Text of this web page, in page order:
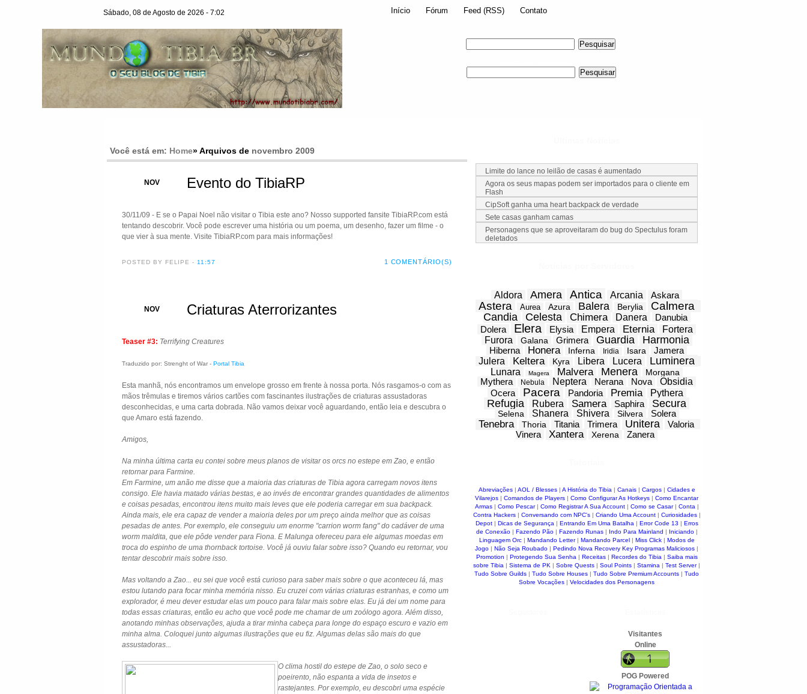
Sábado, 08 de Agosto de 2026 - 7:02 Início Fórum Feed (RSS) Contato
Você está em: Home» Arquivos de novembro 2009
NOV Evento do TibiaRP
30/11/09 - E se o Papai Noel não visitar o Tibia este ano? Nosso supported fansite TibiaRP.com está
tentando descobrir. Você pode escrever uma história ou um poema, um desenho, fazer um filme - o
que vier à sua mente. Visite TibiaRP.com para mais informações!
POSTED BY FELIPE- 11:57 1 COMENTÁRIO(S)
NOV Criaturas Aterrorizantes
Teaser #3: Terrifying Creatures
Traduzido por: Strenght of War - Portal Tibia
Esta manhã, nós encontramos um envelope grosso em frente à nossa porta. Nós rasgamos-o com as
mãos trêmulas e tiremos vários cartões com fascinantes ilustrações de criaturas assustadoras
desconhecidas, e uma carta dobrada. Não vamos deixar você aguardando, então leia e descubra o
que Amaro está fazendo.
Amigos,
Na minha última carta eu contei sobre meus planos de visitar os orcs no estepe em Zao, e então
retornar para Farmine.
Em Farmine, um anão me disse que a maioria das criaturas de Tibia agora carregam novos itens
consigo. Ele havia matado várias bestas, e ao invés de encontrar grandes quantidades de alimentos
e coisas pesadas, encontrou itens muito mais leves que ele poderia carregar em sua backpack.
Ainda mais, ele era capaz de vender a maioria deles por um preço ainda melhor que as coisas
pesadas de antes. Por exemplo, ele conseguiu um enorme "carrion worm fang" do cadáver de uma
worm maldita, que ele pôde vender para Fiona. E Malunga ofereceu para ele algumas moedas em
troca do espinho de uma thornback tortoise. Você já ouviu falar sobre isso? Quando eu retornar, vou
tentar descobrir mais sobre isso.
Mas voltando a Zao... eu sei que você está curioso para saber mais sobre o que aconteceu lá, mas
estou lutando para focar minha memória nisso. Eu cruzei com várias criaturas estranhas, e como um
explorador, é meu dever estudar elas um pouco para falar mais sobre elas. Eu já dei um nome para
todas essas criaturas, então eu acho que você pode me chamar de um zoólogo agora. Além disso,
anotando minhas observações, ajuda a tirar minha cabeça para longe do espaço escuro e vazio em
minha alma. Coloquei junto algumas ilustrações que eu fiz. Algumas delas são mais do que
assustadoras...
O clima hostil do estepe de Zao, o solo seco e
poeirento, não espanta a vida de insetos e
rastejantes. Por exemplo, eu descobri uma espécie
Limite do lance no leilão de casas é aumentado
Agora os seus mapas podem ser importados para o cliente em
Flash
CipSoft ganha uma heart backpack de verdade
Sete casas ganham camas
Personagens que se aproveitaram do bug do Spectulus foram
deletados
Aldora Amera Antica Arcania Askara
Astera Aurea Azura Balera Berylia Calmera
Candia Celesta Chimera Danera
Danubia
Dolera
Elera Elysia Empera Eternia
Fortera
Furora
Galana Grimera Guardia Harmonia
Hiberna Honera Inferna Iridia Isara
Jamera
Julera
Keltera Kyra Libera Lucera Luminera
Lunara Magera Malvera Menera Morgana
Mythera Nebula Neptera Nerana Nova
Obsidia
Ocera
Pacera Pandoria Premia Pythera
Refugia Rubera Samera Saphira Secura
Selena Shanera Shivera Silvera Solera
Tenebra Thoria Titania Trimera Unitera
Valoria
Vinera
Xantera Xerena Zanera
Abreviações| AOL / Blesses| A História do Tibia | Canais| Cargos| Cidades e
Vilarejos | Comandos de Players | Como Configurar As Hotkeys | Como Encantar
Armas| Como Pescar| Como Registrar A Sua Account| Como se Casar| Conta |
Contra Hackers| Conversando com NPC's| Criando Uma Account| Curiosidades|
Depot| Dicas de Segurança | Entrando Em Uma Batalha | Error Code 13 | Erros
de Conexão| Fazendo Pão| Fazendo Runas| Indo Para Mainland | Iniciando|
Linguagem Orc| Mandando Letter| Mandando Parcel| Miss Click| Modos de
Jogo | Não Seja Roubado | Pedindo Nova Recovery Key Programas Maliciosos |
Promotion | Protegendo Sua Senha | Receitas| Recordes do Tibia | Saiba mais
sobre Tibia | Sistema de PK | Sobre Quests | Soul Points | Stamina | Test Server|
Tudo Sobre Guilds | Tudo Sobre Houses | Tudo Sobre Premium Accounts | Tudo
Sobre Vocações | Velocidades dos Personagens
Visitantes
Online
POG Powered